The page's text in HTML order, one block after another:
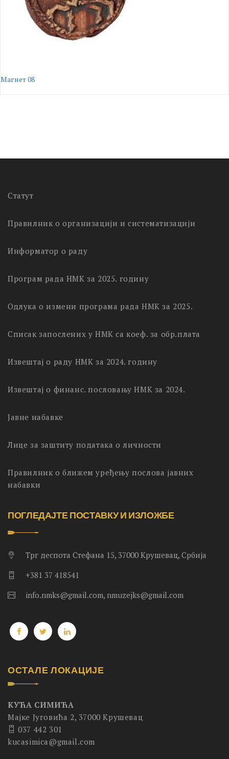
Магнет 08
Статут
Правилник о организацији и систематизацији
Информатор о раду
Програм рада НМК за 2025. годину
Одлука о измени програма рада НМК за 2025.
Списак запослених у НМК са коеф. за обр.плата
Извештај о раду НМК за 2024. годину
Извештај о финанс. пословању НМК за 2024.
Јавне набавке
Лице за заштиту података о личности
Правилник о ближем уређењу послова јавних
набавки
ПОГЛЕДАЈТЕ ПОСТАВКУ И ИЗЛОЖБЕ
Трг деспота Стефана 15, 37000 Крушевац, Србија
+381 37 418541
info.nmks@gmail.com, nmuzejks@gmail.com
ОСТАЛЕ ЛОКАЦИЈЕ
КУЋА СИМИЋА
Мајке Југовића 2, 37000 Крушевац
037 442 301
kucasimica@gmail.com